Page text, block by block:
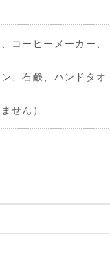
コーヒーメーカー、
、石鹸、ハンドタオ
せん）